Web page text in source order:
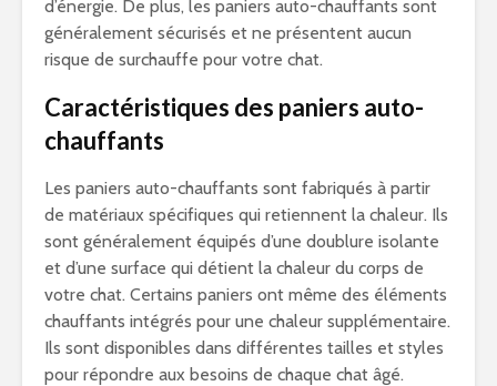
d’énergie. De plus, les paniers auto-chauffants sont
généralement sécurisés et ne présentent aucun
risque de surchauffe pour votre chat.
Caractéristiques des paniers auto-
chauffants
Les paniers auto-chauffants sont fabriqués à partir
de matériaux spécifiques qui retiennent la chaleur. Ils
sont généralement équipés d’une doublure isolante
et d’une surface qui détient la chaleur du corps de
votre chat. Certains paniers ont même des éléments
chauffants intégrés pour une chaleur supplémentaire.
Ils sont disponibles dans différentes tailles et styles
pour répondre aux besoins de chaque chat âgé.